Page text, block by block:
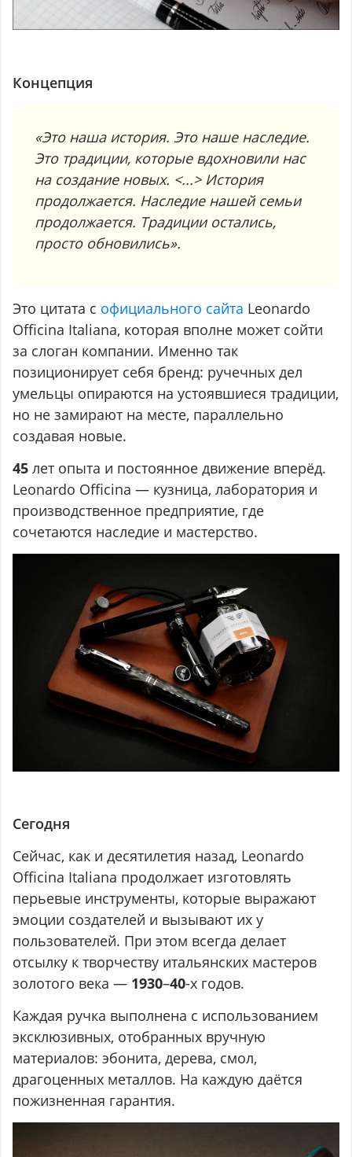
Концепция
«Это наша история. Это наше наследие.
Это традиции, которые вдохновили нас
на создание новых. <...> История
продолжается. Наследие нашей семьи
продолжается. Традиции остались,
просто обновились».
Это цитата с официального сайта Leonardo
Officina Italiana, которая вполне может сойти
за слоган компании. Именно так
позиционирует себя бренд: ручечных дел
умельцы опираются на устоявшиеся традиции,
но не замирают на месте, параллельно
создавая новые.
45 лет опыта и постоянное движение вперёд.
Leonardo Officina — кузница, лаборатория и
производственное предприятие, где
сочетаются наследие и мастерство.
Сегодня
Сейчас, как и десятилетия назад, Leonardo
Officina Italiana продолжает изготовлять
перьевые инструменты, которые выражают
эмоции создателей и вызывают их у
пользователей. При этом всегда делает
отсылку к творчеству итальянских мастеров
золотого века — 1930–40-х годов.
Каждая ручка выполнена с использованием
эксклюзивных, отобранных вручную
материалов: эбонита, дерева, смол,
драгоценных металлов. На каждую даётся
пожизненная гарантия.